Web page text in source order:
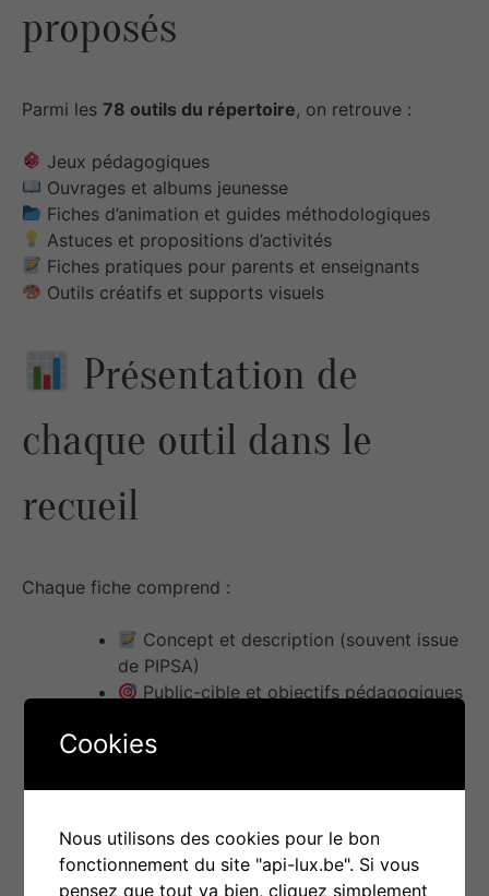
proposés
Parmi les 78 outils du répertoire, on retrouve :
Jeux pédagogiques
Ouvrages et albums jeunesse
Fiches d’animation et guides méthodologiques
Astuces et propositions d’activités
Fiches pratiques pour parents et enseignants
Outils créatifs et supports visuels
Présentation de
chaque outil dans le
recueil
Chaque fiche comprend :
Concept et description (souvent issue
de PIPSA)
Public-cible et objectifs pédagogiques
Appréciation PIPSA (si disponible)
Analyse des composantes de l’estime
Compétences psychosociales visées
(selon OMS)
Cookies
Nous utilisons des cookies pour le bon
fonctionnement du site "api-lux.be". Si vous
pensez que tout va bien, cliquez simplement